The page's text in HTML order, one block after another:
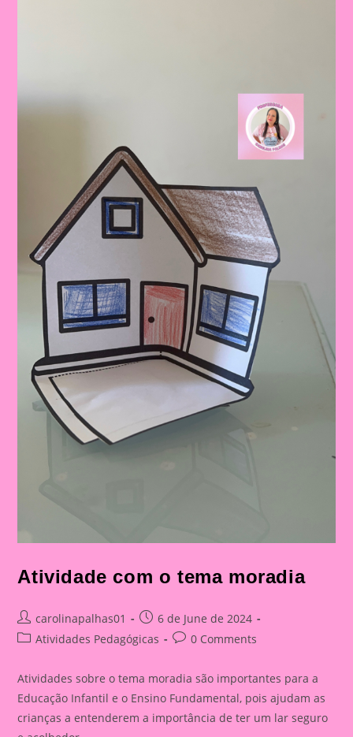
Atividade com o tema moradia
Post
author:
carolinapalhas01
Post
published:
6 de June de 2024
PostAtividades Pedagógicas
Post0 Comments
Atividades sobre o tema moradia são importantes para a
Educação Infantil e o Ensino Fundamental, pois ajudam as
crianças a entenderem a importância de ter um lar seguro